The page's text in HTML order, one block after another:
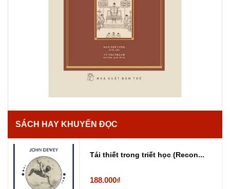
SÁCH HAY KHUYẾN ĐỌC
Tái thiết trong triết học (Recon...
188.000₫